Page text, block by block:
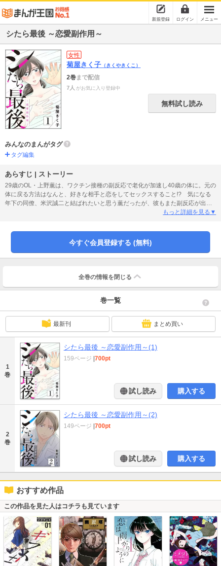
新規登録 ログイン メニュー
シたら最後 ～恋愛副作用～
女性
菊屋きく子 （きくやきくこ）
2巻まで配信
7人 がお気に入り登録中
無料試し読み
みんなのまんがタグ
タグ編集
あらすじ | ストーリー
29歳のOL・上野薫は、ワクチン接種の副反応で老化が加速し40歳の体に。元の
体に戻る方法はなんと、好きな相手と恋をしてセックスすること!? 気になる
年下の同僚、米沢誠二と結ばれたいと思う薫だったが、彼もまた副反応が出た
患者で、実年齢はまさかの64歳！ 年の差を超越したふたりのエイジング・ラ
もっと詳細を見る▼
今すぐ会員登録する (無料)
全巻の情報を 閉じる
巻一覧
最新刊 まとめ買い
1
巻
シたら最後 ～恋愛副作用～(1)
159ページ 700pt
試し読み 購入する
2
巻
シたら最後 ～恋愛副作用～(2)
149ページ 700pt
試し読み 購入する
おすすめ作品
この作品を見た人はコチラも見ています